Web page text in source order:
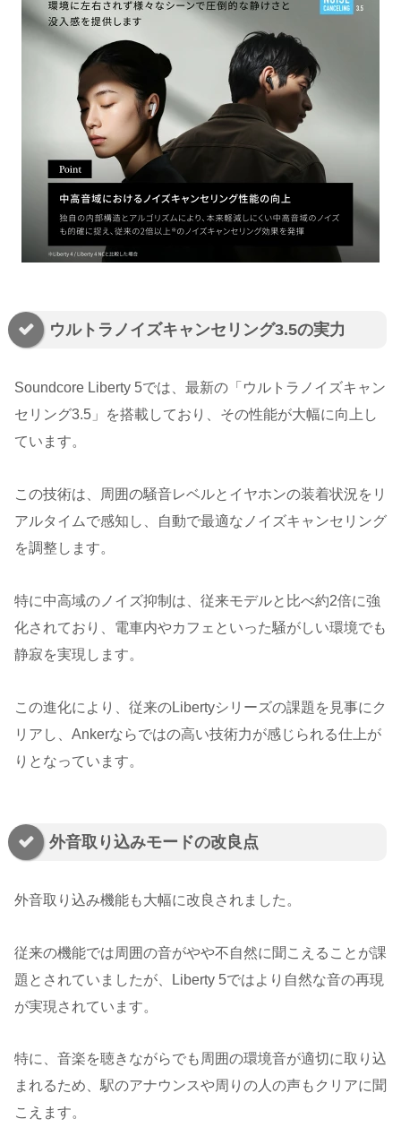
ウルトラノイズキャンセリング3.5の実力
Soundcore Liberty 5では、最新の「ウルトラノイズキャン
セリング3.5」を搭載しており、その性能が大幅に向上し
ています。
この技術は、周囲の騒音レベルとイヤホンの装着状況をリ
アルタイムで感知し、自動で最適なノイズキャンセリング
を調整します。
特に中高域のノイズ抑制は、従来モデルと比べ約2倍に強
化されており、電車内やカフェといった騒がしい環境でも
静寂を実現します。
この進化により、従来のLibertyシリーズの課題を見事にク
リアし、Ankerならではの高い技術力が感じられる仕上が
りとなっています。
外音取り込みモードの改良点
外音取り込み機能も大幅に改良されました。
従来の機能では周囲の音がやや不自然に聞こえることが課
題とされていましたが、Liberty 5ではより自然な音の再現
が実現されています。
特に、音楽を聴きながらでも周囲の環境音が適切に取り込
まれるため、駅のアナウンスや周りの人の声もクリアに聞
こえます。